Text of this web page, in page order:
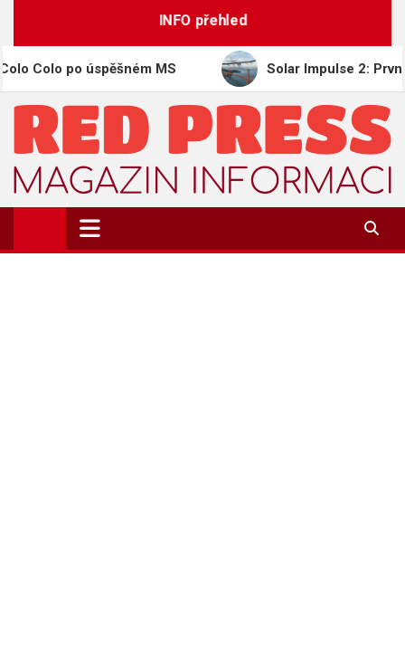
INFO přehled
po úspěšném MS Solar Impulse 2: První
REDPRESS.CZ
Magazín informací | Zpravodajství